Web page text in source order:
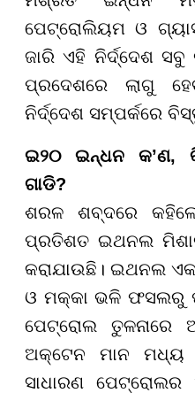
ପେଟ୍ରୋଲିୟମ ଓ
ଜାରି ଏହି ନିର୍ଦ୍ଦେଶ
ପ୍ରଦେଶରେ ଲାଗୁ
ନିର୍ଦ୍ଦେଶ ସମ୍ପର୍କରେ
ଇ୨୦ ଇନ୍ଧନ କ’ଣ,
ଗାଡି?
ଶରଳ ଶବ୍ଦରେ
ପ୍ରତିଶତ ଇଥନଲ
କରାଯାଉଛି। ଇଥନଲ
ଓ ମକ୍କା ଭଳି ଫସଲରୁ
ପେଟ୍ରୋଲ ତୁଳନାରେ
ଅକ୍ଟେନ ମାନ ମଧ୍ୟ
ସାଧାରଣ